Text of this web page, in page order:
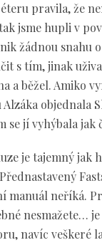
pravila, že
jsme hupli v
žádnou snahu
s tím, jinak
a běžel. Amiko
objednala
se jí vyhýbala
je tajemný jak
neříká.
nesmažete…
navíc veškeré